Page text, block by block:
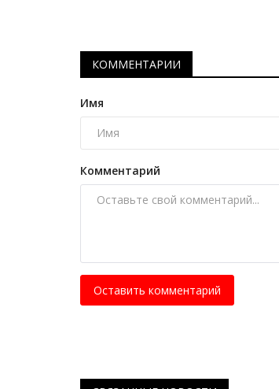
КОММЕНТАРИИ
Имя
Комментарий
Оставить комментарий